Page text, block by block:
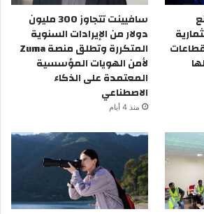
سافيينت تتجاوز 300 مليون
دولار من الإيرادات السنوية
المتكررة وتطلق منصة Zuma
لأمن الهويات المؤسسية
المعتمدة على الذكاء
الاصطناعي
منذ 4 أيام